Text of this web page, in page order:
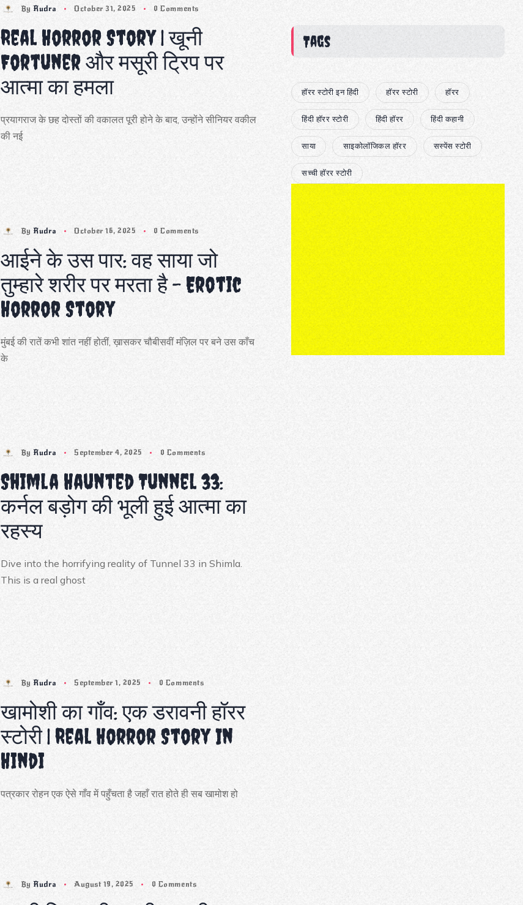
ByRudra October 31, 2025 0 Comments
Real Horror Story | खूनी
Fortuner और मसूरी ट्रिप पर
आत्मा का हमला
प्रयागराज के छह दोस्तों की वकालत पूरी होने के बाद, उन्होंने सीनियर वकील
की नई
By Rudra October 16, 2025 0 Comments
आईने के उस पार: वह साया जो
तुम्हारे शरीर पर मरता है – Erotic
Horror Story
मुंबई की रातें कभी शांत नहीं होतीं, ख़ासकर चौबीसवीं मंज़िल पर बने उस काँच
के
By Rudra September 4, 2025 0 Comments
Shimla Haunted Tunnel 33:
कर्नल बड़ोग की भूली हुई आत्मा का
रहस्य
Dive into the horrifying reality of Tunnel 33 in Shimla.
This is a real ghost
By Rudra September 1, 2025 0 Comments
खामोशी का गाँव: एक डरावनी हॉरर
स्टोरी | Real Horror Story In
Hindi
पत्रकार रोहन एक ऐसे गाँव में पहुँचता है जहाँ रात होते ही सब खामोश हो
ByRudra August 19, 2025 0 Comments
Tags
हॉरर स्टोरी इन हिंदी हॉरर स्टोरी हॉरर
हिंदी हॉरर स्टोरी हिंदी हॉरर हिंदी कहानी
साया साइकोलॉजिकल हॉरर सस्पेंस स्टोरी
सच्ची हॉरर स्टोरी